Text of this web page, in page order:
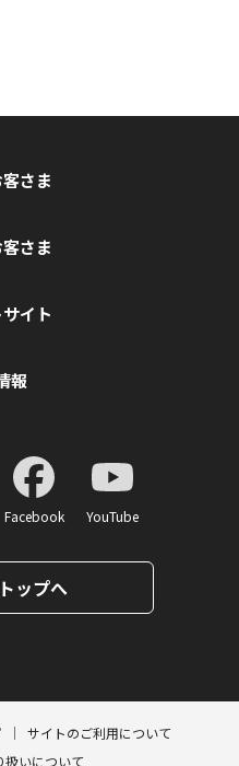
さま
さま
イト
報
Facebook YouTube
ップへ
サイトのご利用について
扱いについて